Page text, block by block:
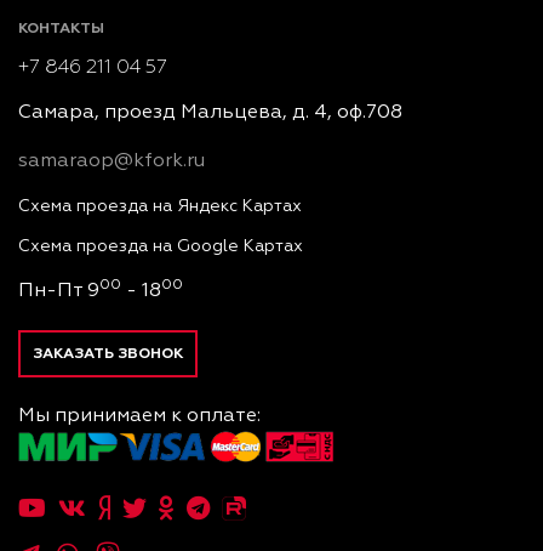
КОНТАКТЫ
+7 846 211 04 57
Самара, проезд Мальцева, д. 4, оф.708
samaraop@kfork.ru
Схема проезда на Яндекс Картах
Схема проезда на Google Картах
Пн-Пт 900 - 1800
ЗАКАЗАТЬ ЗВОНОК
Мы принимаем к оплате: